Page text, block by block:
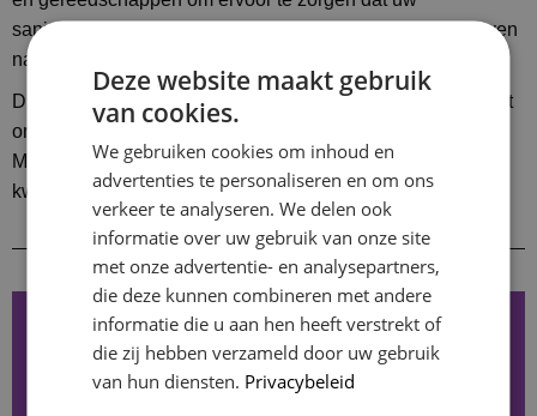
sanitairinstallatie duurzaam is en lang meegaat. We streven
naar uitstekende resultaten en tevreden klanten.
Dus waar wacht u nog op? Neem vandaag nog contact met
ons op voor al uw sanitairinstallatiebehoeften in Alkmaar.
Met onze professionele vakmensen kunt u rekenen op
kwaliteit, betrouwbaarheid en efficiëntie.
Deze website maakt gebruik
van cookies.
We gebruiken cookies om inhoud en
advertenties te personaliseren en om ons
verkeer te analyseren. We delen ook
informatie over uw gebruik van onze site
met onze advertentie- en analysepartners,
die deze kunnen combineren met andere
informatie die u aan hen heeft verstrekt of
die zij hebben verzameld door uw gebruik
van hun diensten. Privacybeleid